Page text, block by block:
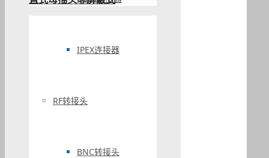
IPEX连接器
RF转接头
BNC转接头